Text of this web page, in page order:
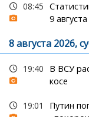
08:45
9 августа
8 августа 2026,
19:40
В ВСУ
косе
19:01
Путин